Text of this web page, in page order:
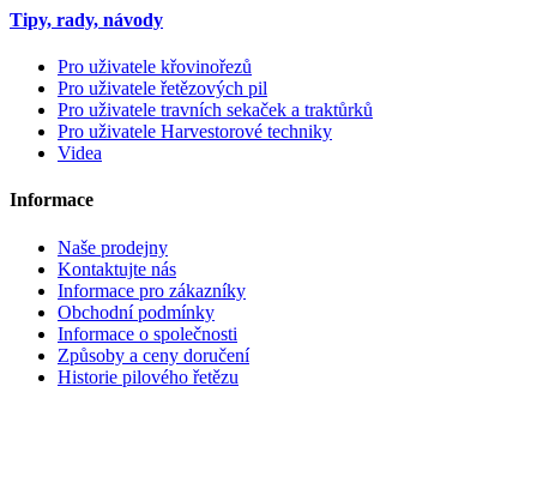
Tipy, rady, návody
Pro uživatele křovinořezů
Pro uživatele řetězových pil
Pro uživatele travních sekaček a traktůrků
Pro uživatele Harvestorové techniky
Videa
Informace
Naše prodejny
Kontaktujte nás
Informace pro zákazníky
Obchodní podmínky
Informace o společnosti
Způsoby a ceny doručení
Historie pilového řetězu